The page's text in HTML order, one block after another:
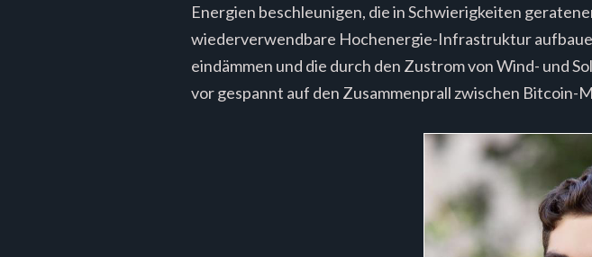
Energien beschleunigen, die in Schwierigkeiten
wiederverwendbare Hochenergie-Infrastruktur
eindämmen und die durch den Zustrom von Wind- und
vor gespannt auf den Zusammenprall zwischen Bitcoin-